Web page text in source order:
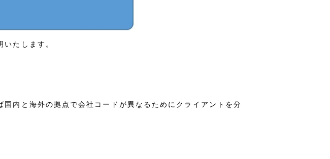
たします。
内と海外の拠点で会社コードが異なるためにクライアントを分